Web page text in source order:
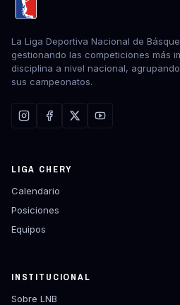
La Liga Deportiva Nacional de
gestionando las competiciones más
disciplina a nivel nacional,
sus campeonatos.
LIGA CHERY
Calendario
Posiciones
Equipos
INSTITUCIONAL
Sobre LNB